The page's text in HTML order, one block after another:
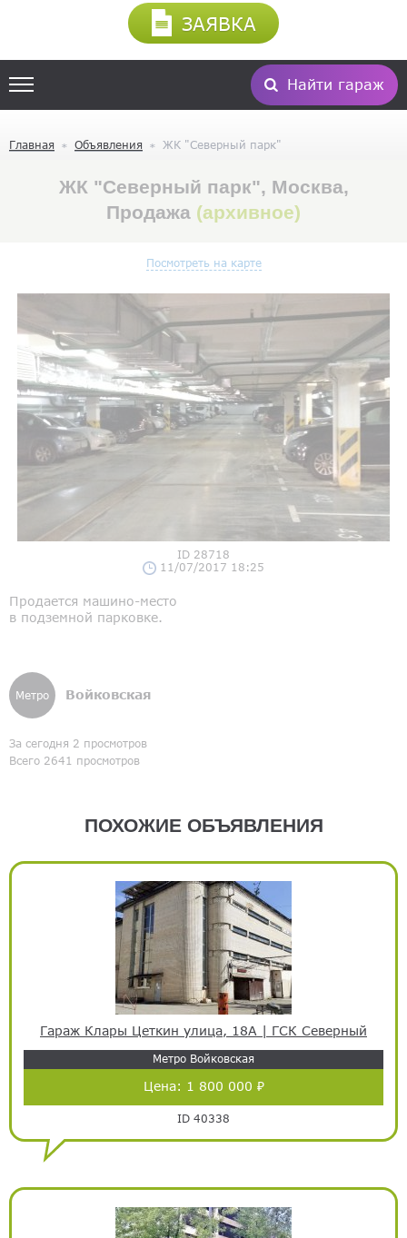
Найти гараж
ЗАЯВКА
Главная Объявления ЖК "Северный парк"
ЖК "Северный парк", Москва,
Продажа (архивное)
Посмотреть на карте
ID 28718
11/07/2017 18:25
Продается машино-место
в подземной парковке.
Метро Войковская
За сегодня 2 просмотров
Всего 2641 просмотров
ПОХОЖИЕ ОБЪЯВЛЕНИЯ
Гараж Клары Цеткин улица, 18А | ГСК Северный
Метро Войковская
Цена: 1 800 000 ₽
ID 40338